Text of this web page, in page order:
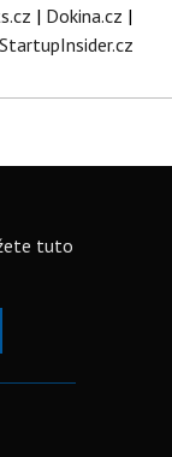
| Dokina.cz |
StartupInsider.cz
tuto